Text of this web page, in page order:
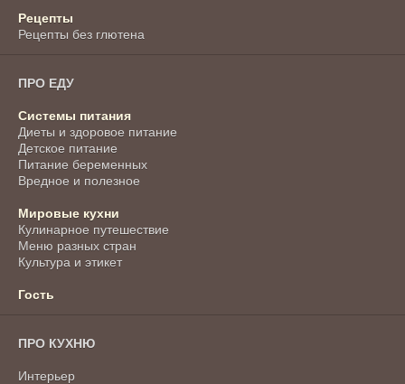
Рецепты
Рецепты без глютена
ПРО ЕДУ
Системы питания
Диеты и здоровое питание
Детское питание
Питание беременных
Вредное и полезное
Мировые кухни
Кулинарное путешествие
Меню разных стран
Культура и этикет
Гость
ПРО КУХНЮ
Интерьер